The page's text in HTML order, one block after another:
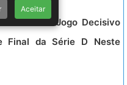
em Jogo Decisivo
Final da Série D Neste
Aceitar